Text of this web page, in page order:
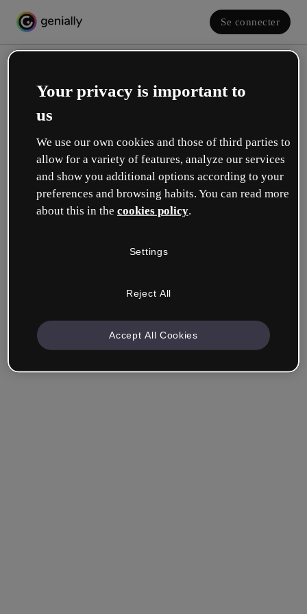
Se connecter
Créez votre compte gratuit !
Votre rôle se rapproche plus de celui de :
Société & Professionnels
un autre domaine.
Your privacy is important to
us
We use our own cookies and those of third parties to
allow for a variety of features, analyze our services
and show you additional options according to your
preferences and browsing habits. You can read more
about this in the cookies policy.
Settings
Reject All
Accept All Cookies